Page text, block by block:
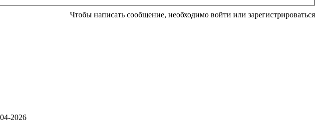
Чтобы написать сообщение, необходимо войти или зарегистрироваться
2026